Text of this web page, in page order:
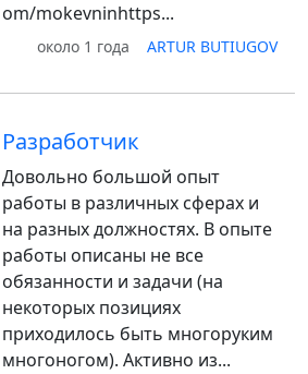
om/mokevninhttps...
около 1 года ARTUR BUTIUGOV
Разработчик
Довольно большой опыт
работы в различных сферах и
на разных должностях. В опыте
работы описаны не все
обязанности и задачи (на
некоторых позициях
приходилось быть многоруким
многоногом). Активно из...